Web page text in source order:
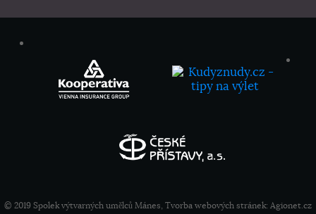
© 2019 Spolek výtvarných umělců Mánes, Tvorba webových stránek: Agionet.cz